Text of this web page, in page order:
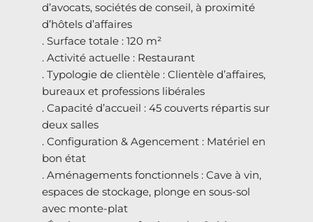
d’avocats, sociétés de conseil, à proximité
d’hôtels d’affaires
. Surface totale : 120 m²
. Activité actuelle : Restaurant
. Typologie de clientèle : Clientèle d’affaires,
bureaux et professions libérales
. Capacité d’accueil : 45 couverts répartis sur
deux salles
. Configuration & Agencement : Matériel en
bon état
. Aménagements fonctionnels : Cave à vin,
espaces de stockage, plonge en sous-sol
avec monte-plat